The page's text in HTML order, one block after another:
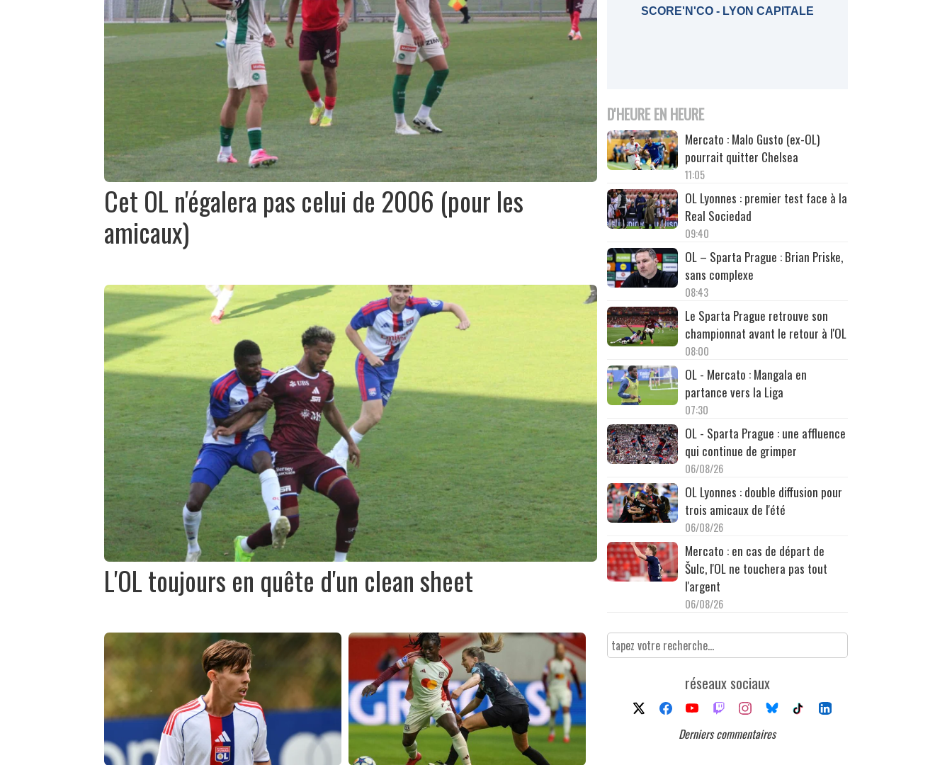
Cet OL n'égalera pas celui de 2006 (pour les
amicaux)
L'OL toujours en quête d'un clean sheet
SCORE'N'CO - LYON CAPITALE
D'HEURE EN HEURE
Mercato : Malo Gusto (ex-OL)
pourrait quitter Chelsea
11:05
OL Lyonnes : premier test face à la
Real Sociedad
09:40
OL – Sparta Prague : Brian Priske,
sans complexe
08:43
Le Sparta Prague retrouve son
championnat avant le retour à l'OL
08:00
OL - Mercato : Mangala en
partance vers la Liga
07:30
OL - Sparta Prague : une affluence
qui continue de grimper
06/08/26
OL Lyonnes : double diffusion pour
trois amicaux de l'été
06/08/26
Mercato : en cas de départ de
Šulc, l'OL ne touchera pas tout
l'argent
06/08/26
réseaux sociaux
Derniers commentaires